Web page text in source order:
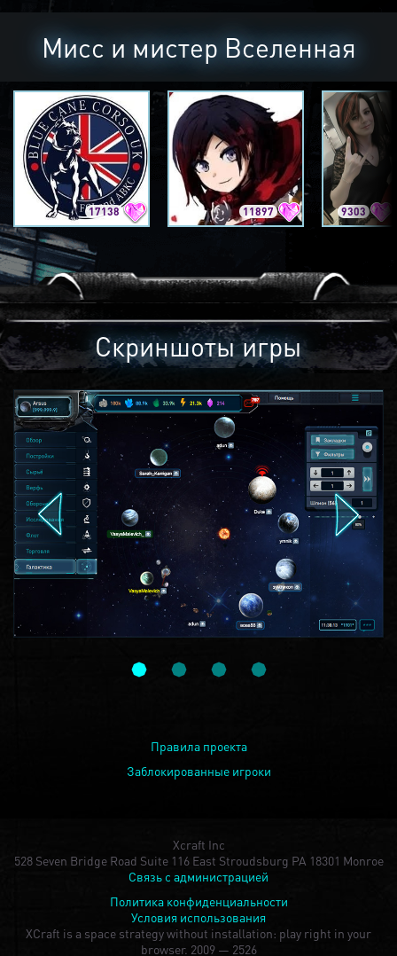
Мисс и мистер Вселенная
17138 11897 9303
Скриншоты игры
Правила проекта
Заблокированные игроки
Xcraft Inc
528 Seven Bridge Road Suite 116 East Stroudsburg PA 18301 Monroe
Связь с администрацией
Политика конфиденциальности
Условия использования
XCraft is a space strategy without installation: play right in your
browser. 2009 — 2526